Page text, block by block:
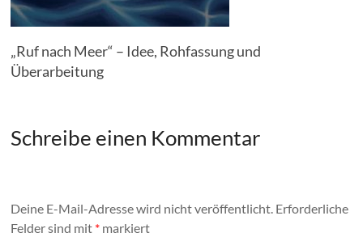
„Ruf nach Meer“ – Idee, Rohfassung und
Überarbeitung
Schreibe einen Kommentar
Deine E-Mail-Adresse wird nicht veröffentlicht. Erforderliche
Felder sind mit * markiert